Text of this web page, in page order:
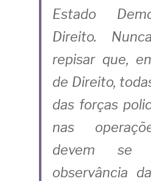
Estado
Direito.
repisar que,
de Direito,
das forças
nas
devem se
observância